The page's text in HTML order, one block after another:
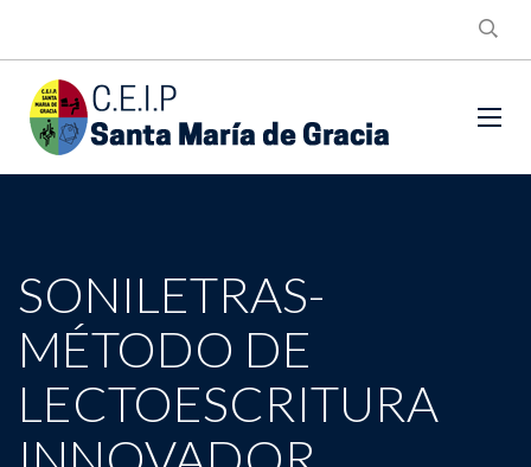
SONILETRAS-
MÉTODO DE
LECTOESCRITURA